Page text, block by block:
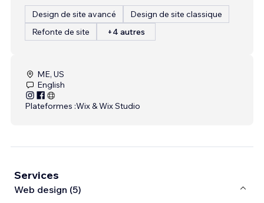
Design de site avancé
Design de site classique
Refonte de site
+4 autres
ME, US
English
Plateformes :Wix & Wix Studio
Services
Web design (5)